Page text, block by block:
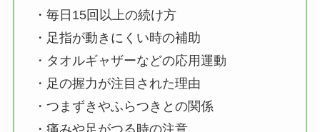
・毎日15回以上の続け方
・足指が動きにくい時の補助
・タオルギャザーなどの応用運動
・足の握力が注目された理由
・つまずきやふらつきとの関係
・痛みや足がつる時の注意